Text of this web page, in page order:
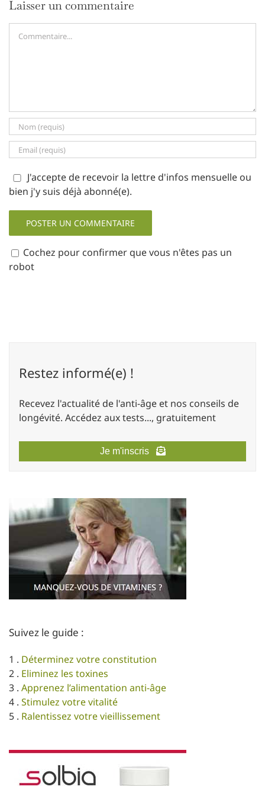
Laisser un commentaire
J'accepte de recevoir la lettre d'infos mensuelle ou
bien j'y suis déjà abonné(e).
Cochez pour confirmer que vous n'êtes pas un
robot
Restez informé(e) !
Recevez l'actualité de l'anti-âge et nos conseils de
longévité. Accédez aux tests..., gratuitement
Je m'inscris
Suivez le guide :
1 . Déterminez votre constitution
2 . Eliminez les toxines
3 . Apprenez l’alimentation anti-âge
4 . Stimulez votre vitalité
5 . Ralentissez votre vieillissement